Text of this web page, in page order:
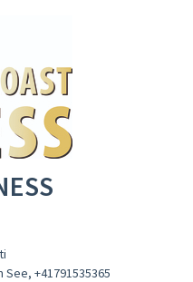
See, +41791535365